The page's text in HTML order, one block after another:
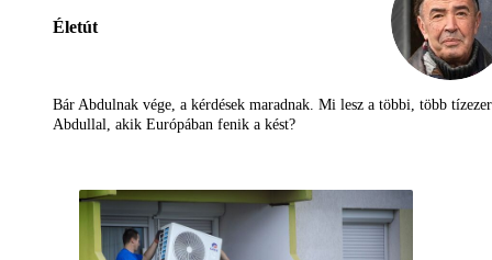
Életút
Bár Abdulnak vége, a kérdések maradnak. Mi lesz a többi, több tízezer
Abdullal, akik Európában fenik a kést?